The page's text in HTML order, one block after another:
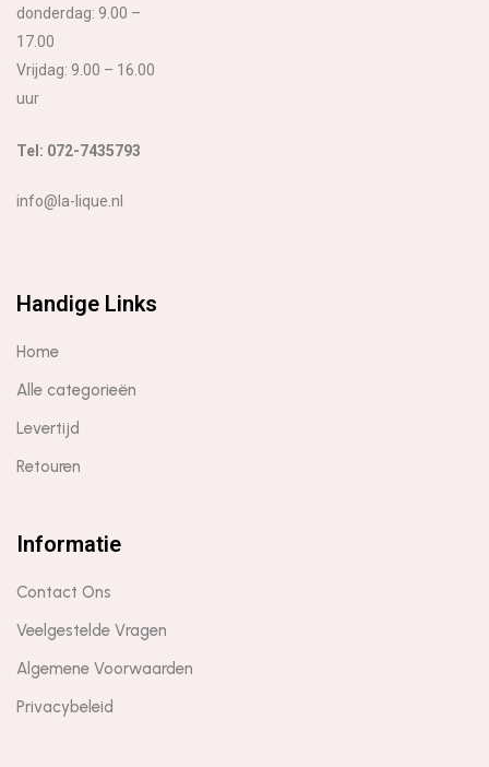
donderdag: 9.00 –
17.00
Vrijdag: 9.00 – 16.00
uur
Tel: 072-7435793
info@la-lique.nl
Handige Links
Home
Alle categorieën
Levertijd
Retouren
Informatie
Contact Ons
Veelgestelde Vragen
Algemene Voorwaarden
Privacybeleid